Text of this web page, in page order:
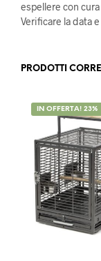
espellere con
Verificare la data
PRODOTTI
IN OFFERTA! 23%